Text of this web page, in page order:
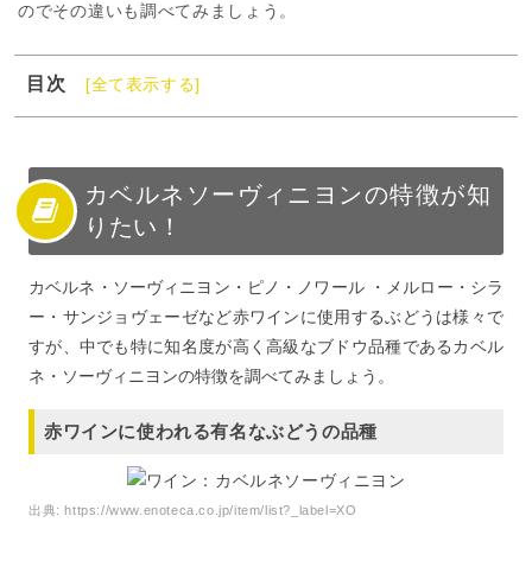
のでその違いも調べてみましょう。
目次
[全て表示する]
1
カベルネソーヴィニヨンの特徴が知りたい！
3
カベルネソーヴィニヨンのおすすめ赤ワイン
4
カベルネソーヴィニヨンの絶品ワインを堪能しよう
カベルネソーヴィニヨンの特徴が知
りたい！
カベルネ・ソーヴィニヨン・ピノ・ノワール ・メルロー・シラ
ー・サンジョヴェーゼなど赤ワインに使用するぶどうは様々で
すが、中でも特に知名度が高く高級なブドウ品種であるカベル
ネ・ソーヴィニヨンの特徴を調べてみましょう。
赤ワインに使われる有名なぶどうの品種
出典:https://www.enoteca.co.jp/item/list?_label=XO